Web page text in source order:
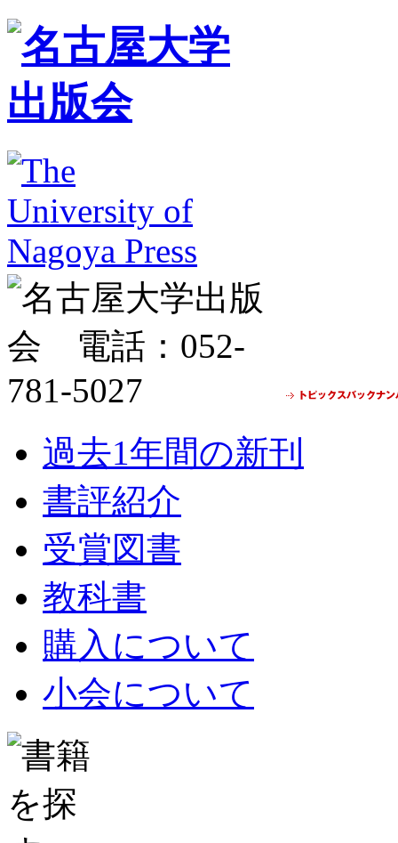
過去1年間の新刊
書評紹介
受賞図書
教科書
購入について
小会について